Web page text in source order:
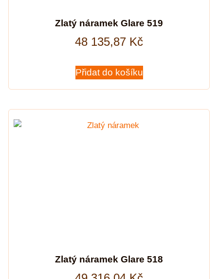
Zlatý náramek Glare 519
48 135,87 Kč
Přidat do košíku
Zlatý náramek Glare 518